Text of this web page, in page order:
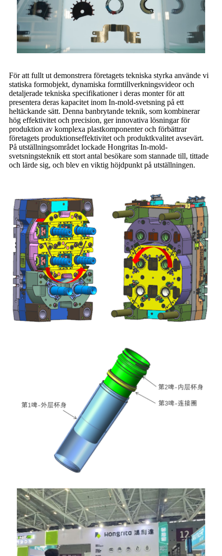
För att fullt ut demonstrera företagets tekniska styrka använde vi
statiska formobjekt, dynamiska formtillverkningsvideor och
detaljerade tekniska specifikationer i deras monter för att
presentera deras kapacitet inom In-mold-svetsning på ett
heltäckande sätt. Denna banbrytande teknik, som kombinerar
hög effektivitet och precision, ger innovativa lösningar för
produktion av komplexa plastkomponenter och förbättrar
företagets produktionseffektivitet och produktkvalitet avsevärt.
På utställningsområdet lockade Hongritas In-mold-
svetsningsteknik ett stort antal besökare som stannade till, tittade
och lärde sig, och blev en viktig höjdpunkt på utställningen.